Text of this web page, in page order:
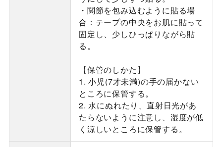
・関節を包み込むように貼る場
合：テープの中央をお肌に貼って
固定し、少しひっぱりながら貼
る。
【保管のしかた】
1. 小児(7才未満)の手の届かない
ところに保管する。
2. 水にぬれたり、直射日光があ
たらないように注意し、湿度が低
く涼しいところに保管する。